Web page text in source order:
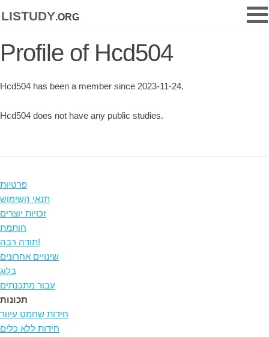
listudy.org
Profile of Hcd504
Hcd504 has been a member since 2023-11-24.
Hcd504 does not have any public studies.
פרטיות
תנאי השימוש
זכויות יוצרים
חותמת
תודה רבה!
שינויים אחרונים
בלוג
עבור מתכנתים
תכונות
חידות שחמט עיוור
חידות ללא כלים